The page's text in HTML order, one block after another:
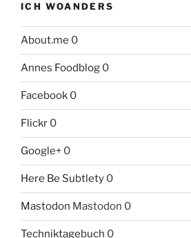
ICH WOANDERS
About.me 0
Annes Foodblog 0
Facebook 0
Flickr 0
Google+ 0
Here Be Subtlety 0
Mastodon Mastodon 0
Techniktagebuch 0